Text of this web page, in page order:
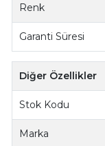
Renk
Garanti Süresi
Diğer Özellikler
Stok Kodu
Marka